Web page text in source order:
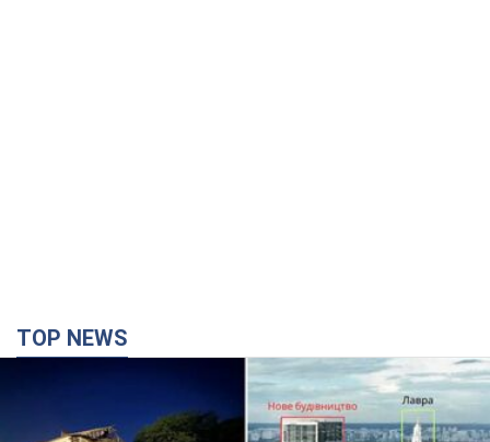
Киево-Печерскую лавру закроют 80-метровым
"монстром"? Почему киевские власти